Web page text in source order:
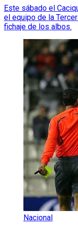
Este sábado el
el equipo de la
fichaje de los albos.
Nacional